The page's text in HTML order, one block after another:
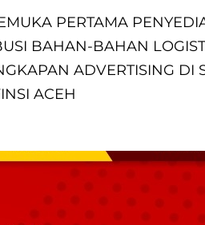
PERTAMA
BAHAN-BAHAN
ADVERTISING DI
ACEH